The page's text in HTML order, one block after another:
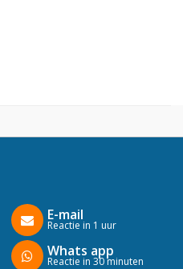
E-mail
Reactie in 1 uur
Whats app
Reactie in 30 minuten